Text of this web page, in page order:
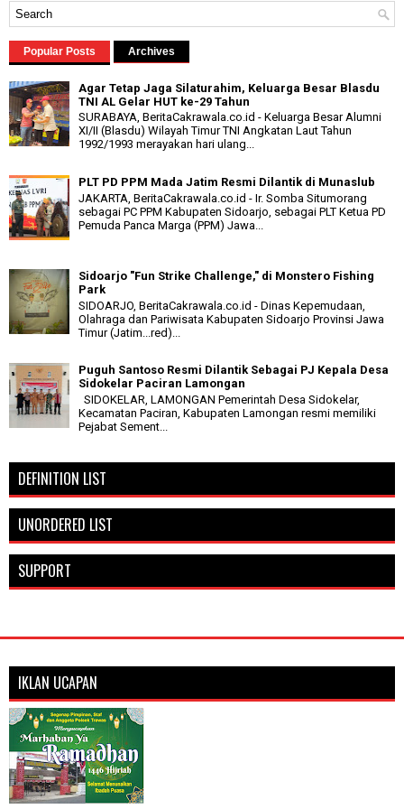
Popular Posts Archives
Agar Tetap Jaga Silaturahim, Keluarga Besar Blasdu
TNI AL Gelar HUT ke-29 Tahun
SURABAYA, BeritaCakrawala.co.id - Keluarga Besar Alumni
XI/II (Blasdu) Wilayah Timur TNI Angkatan Laut Tahun
1992/1993 merayakan hari ulang...
PLT PD PPM Mada Jatim Resmi Dilantik di Munaslub
JAKARTA, BeritaCakrawala.co.id - Ir. Somba Situmorang
sebagai PC PPM Kabupaten Sidoarjo, sebagai PLT Ketua PD
Pemuda Panca Marga (PPM) Jawa...
Sidoarjo "Fun Strike Challenge," di Monstero Fishing
Park
SIDOARJO, BeritaCakrawala.co.id - Dinas Kepemudaan,
Olahraga dan Pariwisata Kabupaten Sidoarjo Provinsi Jawa
Timur (Jatim...red)...
Puguh Santoso Resmi Dilantik Sebagai PJ Kepala Desa
Sidokelar Paciran Lamongan
SIDOKELAR, LAMONGAN Pemerintah Desa Sidokelar,
Kecamatan Paciran, Kabupaten Lamongan resmi memiliki
Pejabat Sement...
DEFINITION LIST
UNORDERED LIST
SUPPORT
IKLAN UCAPAN